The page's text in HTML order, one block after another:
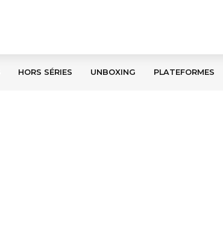
HORS SÉRIES UNBOXING PLATEFORMES